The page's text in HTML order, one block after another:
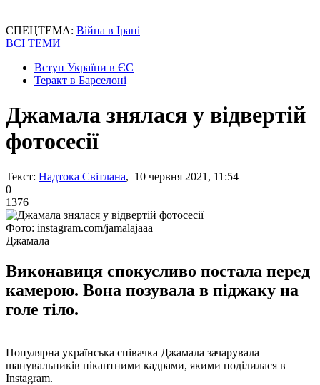
СПЕЦТЕМА: Війна в Ірані
ВСІ ТЕМИ
Вступ України в ЄС
Теракт в Барселоні
Джамала знялася у відвертій
фотосесії
Текст: Надтока Світлана, 10 червня 2021, 11:54
0
1376
Фото: instagram.com/jamalajaaa
Джамала
Виконавиця спокусливо постала перед
камерою. Вона позувала в піджаку на
голе тіло.
Популярна українська співачка Джамала зачарувала
шанувальників пікантними кадрами, якими поділилася в
Instagram.